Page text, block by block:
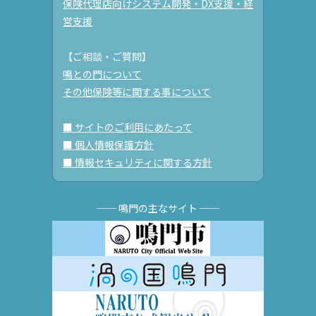
保険代理店向けシステム開発・DX支援・経
営支援
【ご相談・ご質問】
鳴との門について
その他保険等に関する事について
■ サイトのご利用にあたって
■ 個人情報保護方針
■ 情報セキュリティに関する方針
── 鳴門の主なサイト ──